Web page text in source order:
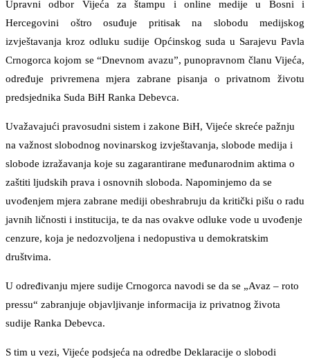
Upravni odbor Vijeća za štampu i online medije u Bosni i
Hercegovini oštro osuđuje pritisak na slobodu medijskog
izvještavanja kroz odluku sudije Općinskog suda u Sarajevu Pavla
Crnogorca kojom se “Dnevnom avazu”, punopravnom članu Vijeća,
određuje privremena mjera zabrane pisanja o privatnom životu
predsjednika Suda BiH Ranka Debevca.
Uvažavajući pravosudni sistem i zakone BiH, Vijeće skreće pažnju
na važnost slobodnog novinarskog izvještavanja, slobode medija i
slobode izražavanja koje su zagarantirane međunarodnim aktima o
zaštiti ljudskih prava i osnovnih sloboda. Napominjemo da se
uvođenjem mjera zabrane mediji obeshrabruju da kritički pišu o radu
javnih ličnosti i institucija, te da nas ovakve odluke vode u uvođenje
cenzure, koja je nedozvoljena i nedopustiva u demokratskim
društvima.
U određivanju mjere sudije Crnogorca navodi se da se „Avaz – roto
pressu“ zabranjuje objavljivanje informacija iz privatnog života
sudije Ranka Debevca.
S tim u vezi, Vijeće podsjeća na odredbe Deklaracije o slobodi